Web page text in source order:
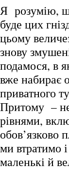
Я розумію,
буде цих
цьому
знову
подамося, в
вже набирає
приватного
Притому – не
рівнями,
обов’язково
ми втратимо і
маленькі й